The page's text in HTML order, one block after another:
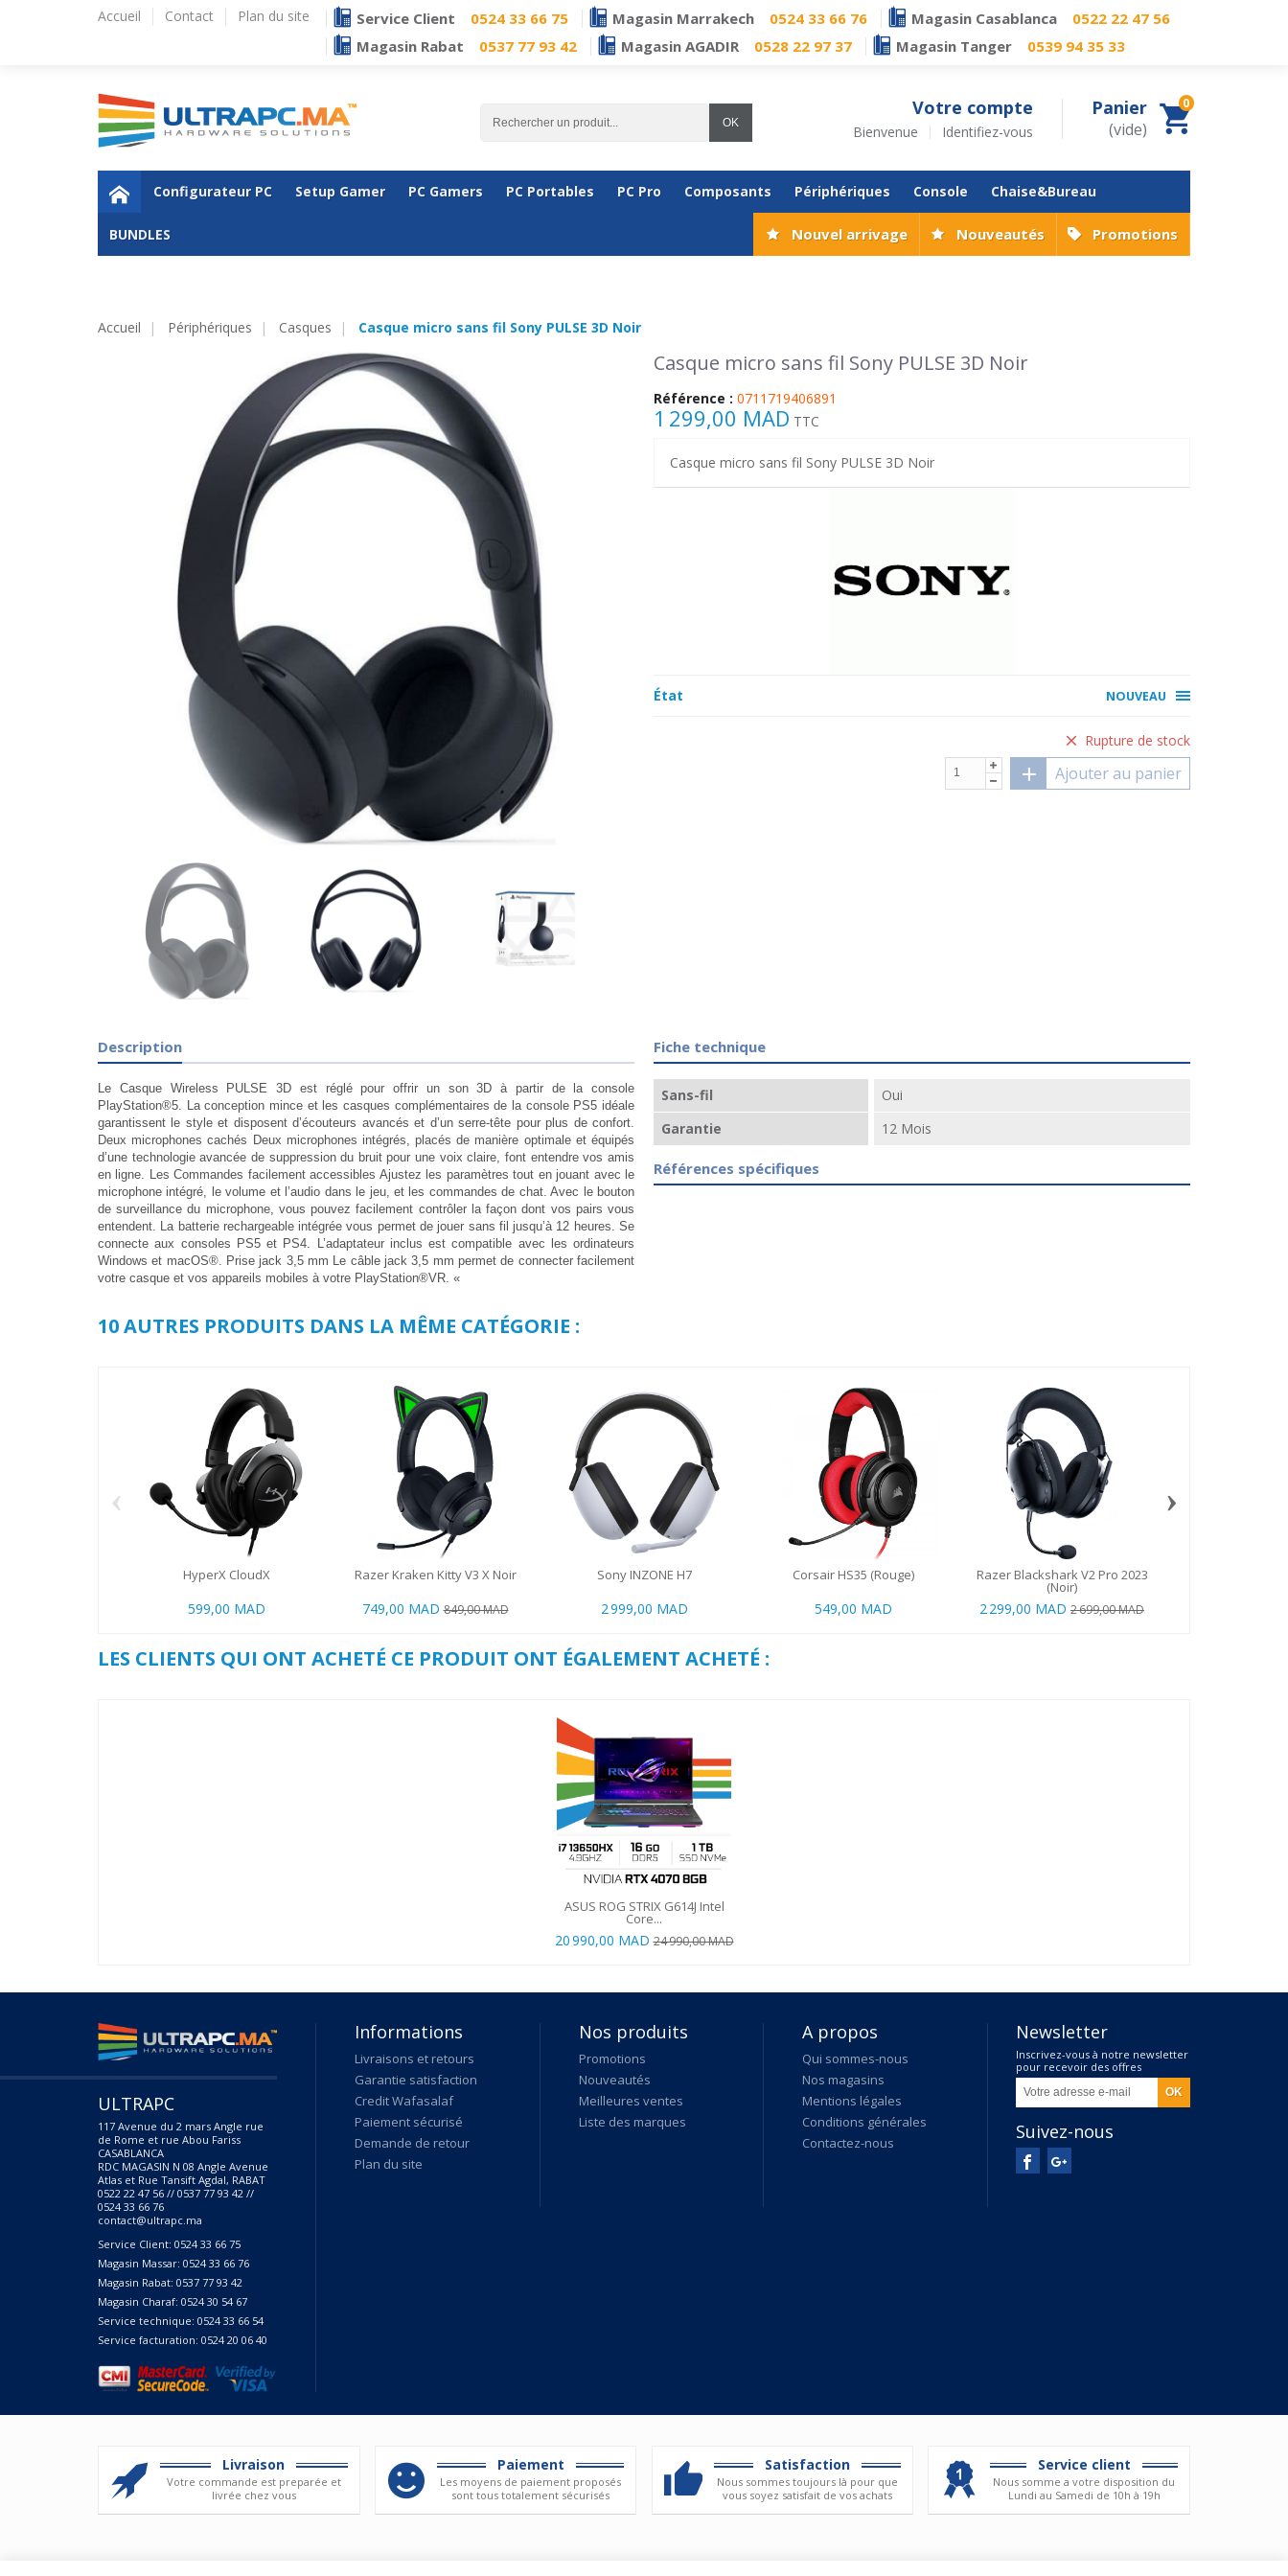
Accueil Contact Plan du site Service Client 0524 33 66 75 Magasin Marrakech 0524 33 66 76 Magasin Casablanca
0522 22 47 56
Magasin Rabat
0537 77 93 42 Magasin AGADIR 0528 22 97 37 Magasin Tanger 0539 94 35 33
OK
Panier
(vide)
0
Votre compte
Bienvenue Identifiez-vous
Promotions
Nouveautés
Nouvel arrivage
Configurateur PC Setup Gamer PC Gamers PC Portables PC Pro Composants Périphériques Console Chaise&Bureau
BUNDLES
Accueil Périphériques Casques Casque micro sans fil Sony PULSE 3D Noir
Casque micro sans fil Sony PULSE 3D Noir
Référence : 0711719406891
1 299,00 MAD TTC
Casque micro sans fil Sony PULSE 3D Noir
État NOUVEAU
Rupture de stock
Ajouter au panier
Description
Le Casque Wireless PULSE 3D est réglé pour offrir un son 3D à partir de la console
PlayStation®5. La conception mince et les casques complémentaires de la console PS5 idéale
garantissent le style et disposent d’écouteurs avancés et d’un serre-tête pour plus de confort.
Deux microphones cachés Deux microphones intégrés, placés de manière optimale et équipés
d’une technologie avancée de suppression du bruit pour une voix claire, font entendre vos amis
en ligne. Les Commandes facilement accessibles Ajustez les paramètres tout en jouant avec le
microphone intégré, le volume et l’audio dans le jeu, et les commandes de chat. Avec le bouton
de surveillance du microphone, vous pouvez facilement contrôler la façon dont vos pairs vous
entendent. La batterie rechargeable intégrée vous permet de jouer sans fil jusqu’à 12 heures. Se
connecte aux consoles PS5 et PS4. L’adaptateur inclus est compatible avec les ordinateurs
Windows et macOS®. Prise jack 3,5 mm Le câble jack 3,5 mm permet de connecter facilement
votre casque et vos appareils mobiles à votre PlayStation®VR. «
Fiche technique
Sans-fil
Oui
Garantie
12 Mois
Références spécifiques
10 AUTRES PRODUITS DANS LA MÊME CATÉGORIE :
HyperX CloudX
599,00 MAD
Razer Kraken Kitty V3 X Noir
749,00 MAD 849,00 MAD
Sony INZONE H7
2 999,00 MAD
Corsair HS35 (Rouge)
549,00 MAD
Razer Blackshark V2 Pro 2023
(Noir)
2 299,00 MAD 2 699,00 MAD
‹ ›
LES CLIENTS QUI ONT ACHETÉ CE PRODUIT ONT ÉGALEMENT ACHETÉ :
ASUS ROG STRIX G614J Intel
Core...
20 990,00 MAD 24 990,00 MAD
ULTRAPC
117 Avenue du 2 mars Angle rue
de Rome et rue Abou Fariss
CASABLANCA
RDC MAGASIN N 08 Angle Avenue
Atlas et Rue Tansift Agdal, RABAT
0522 22 47 56 // 0537 77 93 42 //
0524 33 66 76
contact@ultrapc.ma
Service Client: 0524 33 66 75
Magasin Massar: 0524 33 66 76
Magasin Rabat: 0537 77 93 42
Magasin Charaf: 0524 30 54 67
Service technique: 0524 33 66 54
Service facturation: 0524 20 06 40
Informations
Livraisons et retours
Garantie satisfaction
Credit Wafasalaf
Paiement sécurisé
Demande de retour
Plan du site
Nos produits
Promotions
Nouveautés
Meilleures ventes
Liste des marques
A propos
Qui sommes-nous
Nos magasins
Mentions légales
Conditions générales
Contactez-nous
Newsletter
Inscrivez-vous à notre newsletter
pour recevoir des offres
exclusives
Suivez-nous
Livraison
Votre commande est preparée et
livrée chez vous
Paiement
Les moyens de paiement proposés
sont tous totalement sécurisés
Satisfaction
Nous sommes toujours là pour que
vous soyez satisfait de vos achats
Service client
Nous somme a votre disposition du
Lundi au Samedi de 10h à 19h